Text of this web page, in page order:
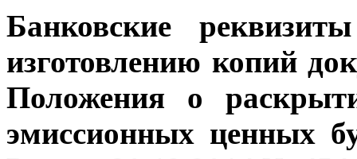
Банковские
изготовлению копий
Положения о
эмиссионных ценных